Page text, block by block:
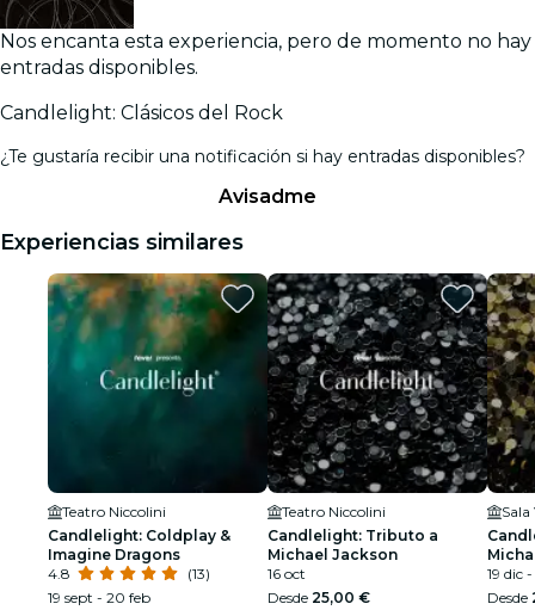
Nos encanta esta experiencia, pero de momento no hay
entradas disponibles.
Candlelight: Clásicos del Rock
¿Te gustaría recibir una notificación si hay entradas disponibles?
Avisadme
Experiencias similares
Teatro Niccolini
Candlelight: Coldplay &
Imagine Dragons
4.8
(13)
19 sept - 20 feb
Teatro Niccolini
Candlelight: Tributo a
Michael Jackson
16 oct
Desde 25,00 €
19 dic
Desde